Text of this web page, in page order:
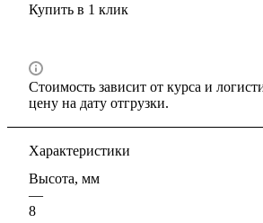
Купить в 1 клик
Стоимость зависит от курса и
цену на дату отгрузки.
Характеристики
Высота, мм
—
8